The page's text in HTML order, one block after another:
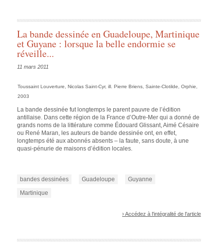
La bande dessinée en Guadeloupe, Martinique
et Guyane : lorsque la belle endormie se
réveille...
11 mars 2011
Toussaint Louverture , Nicolas Saint-Cyr, ill. Pierre Briens, Sainte-Clotilde, Orphie,
2003
La bande dessinée fut longtemps le parent pauvre de l’édition
antillaise. Dans cette région de la France d’Outre-Mer qui a donné de
grands noms de la littérature comme Édouard Glissant, Aimé Césaire
ou René Maran, les auteurs de bande dessinée ont, en effet,
longtemps été aux abonnés absents – la faute, sans doute, à une
quasi-pénurie de maisons d’édition locales.
bandes dessinées Guadeloupe
Guyanne
Martinique
› Accédez à l'intégralité de l'article